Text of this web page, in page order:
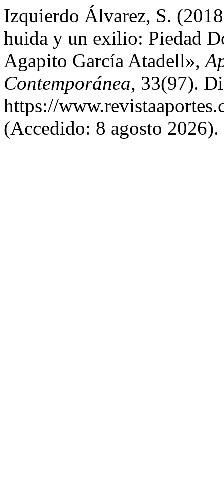
Izquierdo Álvarez, S.
huida y un exilio: Piedad
Agapito García Atadell»,
Contemporánea, 33(97).
https://
(Accedido: 8 agosto 2026).